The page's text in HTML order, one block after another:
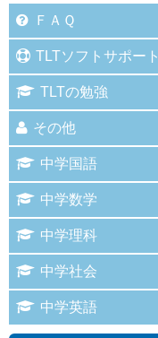
ＦＡＱ
TLTソフトサポート
TLTの勉強
その他
中学国語
中学数学
中学理科
中学社会
中学英語